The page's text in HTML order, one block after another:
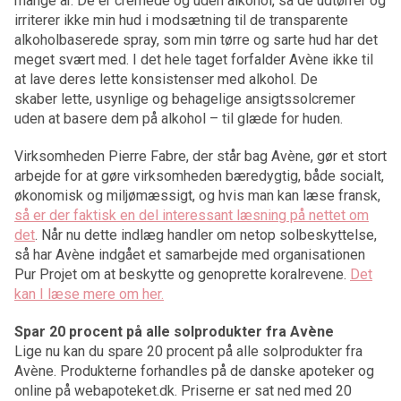
irriterer ikke min hud i modsætning til de transparente
alkoholbaserede spray, som min tørre og sarte hud har det
meget svært med. I det hele taget forfalder Avène ikke til
at lave deres lette konsistenser med alkohol. De
skaber lette, usynlige og behagelige ansigtssolcremer
uden at basere dem på alkohol – til glæde for huden.
Virksomheden Pierre Fabre, der står bag Avène, gør et stort
arbejde for at gøre virksomheden bæredygtig, både socialt,
økonomisk og miljømæssigt, og hvis man kan læse fransk,
så er der faktisk en del interessant læsning på nettet om
det. Når nu dette indlæg handler om netop solbeskyttelse,
så har Avène indgået et samarbejde med organisationen
Pur Projet om at beskytte og genoprette koralrevene. Det
kan I læse mere om her.
Spar 20 procent på alle solprodukter fra Avène
Lige nu kan du spare 20 procent på alle solprodukter fra
Avène. Produkterne forhandles på de danske apoteker og
online på webapoteket.dk. Priserne er sat ned med 20